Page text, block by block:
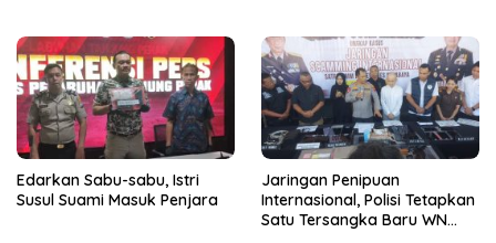
Edarkan Sabu-sabu, Istri
Susul Suami Masuk Penjara
Jaringan Penipuan
Internasional, Polisi Tetapkan
Satu Tersangka Baru WN